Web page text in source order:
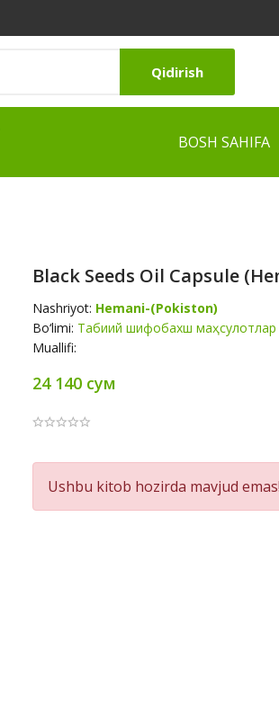
Qidirish
BOSH SAHIFA
Black Seeds Oil Capsule
Nashriyot: Hemani-(Pokiston)
Bo‘limi: Табиий шифобахш маҳсулотлар
Muallifi:
24 140 сум
Product
Summery
Ushbu kitob hozirda mavjud